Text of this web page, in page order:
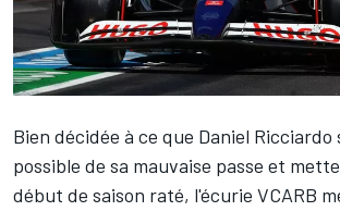
Bien décidée à ce que Daniel Ricciardo
possible de sa mauvaise passe et
début de saison raté, l'écurie VCARB